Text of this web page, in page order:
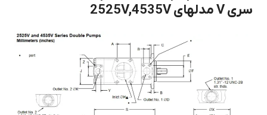
سری V مدلهای 2525V,4535V